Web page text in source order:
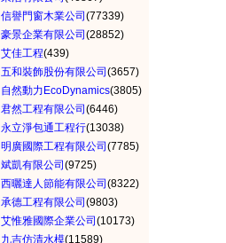
信譽門窗木業公司 (77339)
豪景企業有限公司 (28852)
艾佳工程(439)
五和裝飾股份有限公司 (3657)
自然動力EcoDynamics(3805)
君然工程有限公司 (6446)
永立淨包通工程行(13038)
明廣國際工程有限公司 (7785)
斌凱有限公司 (9725)
西曬達人節能有限公司 (8322)
承德工程有限公司 (9803)
艾惟雅國際企業公司 (10173)
九吉仿清水模(11589)